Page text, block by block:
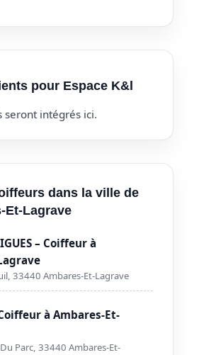
pour Espace K&l
seront intégrés ici.
dans la ville de
Et-Lagrave
– Coiffeur à
33440 Ambares-Et-Lagrave
Coiffeur à Ambares-Et-
Parc, 33440 Ambares-Et-